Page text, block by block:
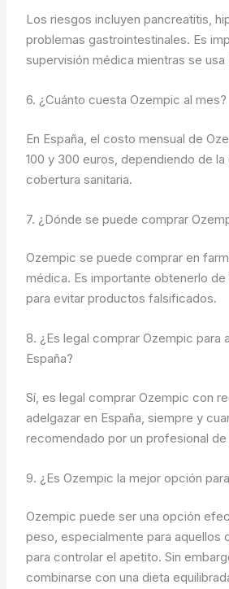
Los riesgos incluyen pancreatitis,
problemas gastrointestinales. Es
supervisión médica mientras se usa
6. ¿Cuánto cuesta Ozempic al mes?
En España, el costo mensual de
100 y 300 euros, dependiendo de la
cobertura sanitaria.
7. ¿Dónde se puede comprar
Ozempic se puede comprar en
médica. Es importante obtenerlo
para evitar productos falsificados.
8. ¿Es legal comprar Ozempic para
España?
Sí, es legal comprar Ozempic con
adelgazar en España, siempre y
recomendado por un profesional de
9. ¿Es Ozempic la mejor opción
Ozempic puede ser una opción
peso, especialmente para aquellos
para controlar el apetito. Sin
combinarse con una dieta